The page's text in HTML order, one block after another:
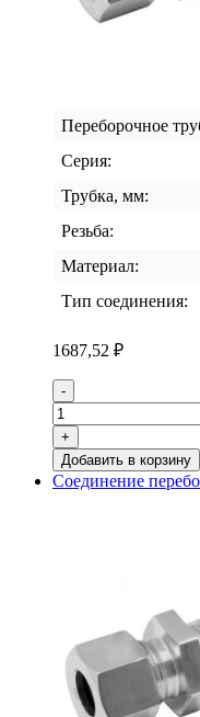
Переборочное
Серия:
Трубка, мм:
Резьба:
Материал:
Тип соединения:
1687,52 ₽
Количество
товара
Соединение
переборочное
DKOL
10
-
+
Добавить в корзину
Соединение